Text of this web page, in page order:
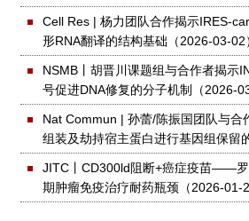
Cell Res | 杨力团队合作揭示IRES-
形RNA翻译的结构基础 （2026-03-02
NSMB丨胡晋川课题组与合作者揭示
号促进DNA修复的分子机制
（2026-
Nat Commun | 孙蕾/陈振国团队与合
组装及劫持宿主蛋白进行基因组保留
JITC丨CD300ld阻断+癌症疫苗——
期肿瘤免疫治疗耐药瓶颈 （2026-01-